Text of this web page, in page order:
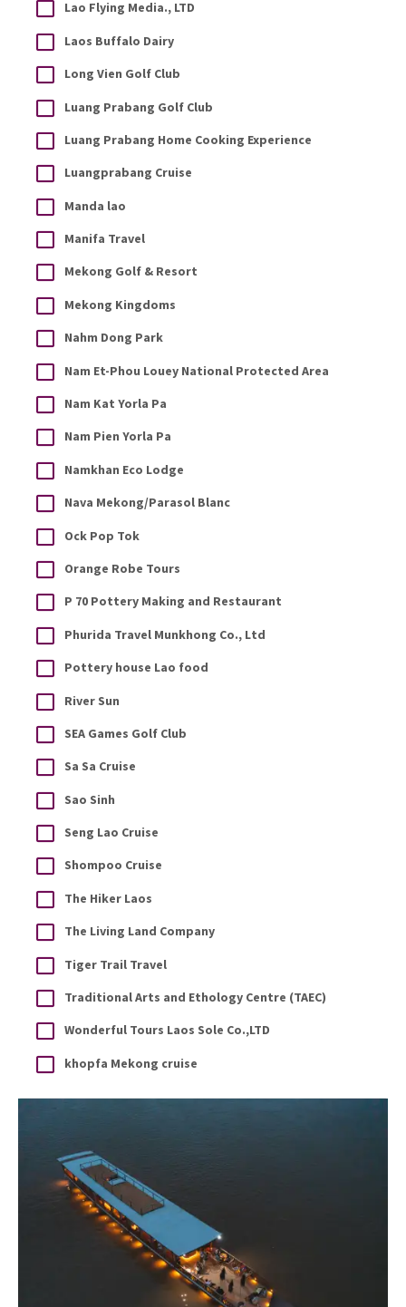
Lao Flying Media., LTD
Laos Buffalo Dairy
Long Vien Golf Club
Luang Prabang Golf Club
Luang Prabang Home Cooking Experience
Luangprabang Cruise
Manda lao
Manifa Travel
Mekong Golf & Resort
Mekong Kingdoms
Nahm Dong Park
Nam Et-Phou Louey National Protected Area
Nam Kat Yorla Pa
Nam Pien Yorla Pa
Namkhan Eco Lodge
Nava Mekong/Parasol Blanc
Ock Pop Tok
Orange Robe Tours
P 70 Pottery Making and Restaurant
Phurida Travel Munkhong Co., Ltd
Pottery house Lao food
River Sun
SEA Games Golf Club
Sa Sa Cruise
Sao Sinh
Seng Lao Cruise
Shompoo Cruise
The Hiker Laos
The Living Land Company
Tiger Trail Travel
Traditional Arts and Ethology Centre (TAEC)
Wonderful Tours Laos Sole Co.,LTD
khopfa Mekong cruise